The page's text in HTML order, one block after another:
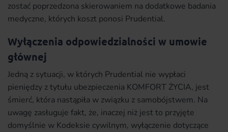
zostać poprzedzona skierowaniem na dodatkowe badania
medyczne, których koszt ponosi Prudential.
Wyłączenia odpowiedzialności w umowie
głównej
Jedną z sytuacji, w których Prudential nie wypłaci
pieniędzy z tytułu ubezpieczenia KOMFORT ŻYCIA, jest
śmierć, która nastąpiła w związku z samobójstwem. Na
uwagę zasługuje fakt, że, inaczej niż jest to przyjęte
domyślnie w Kodeksie cywilnym, wyłączenie dotyczące